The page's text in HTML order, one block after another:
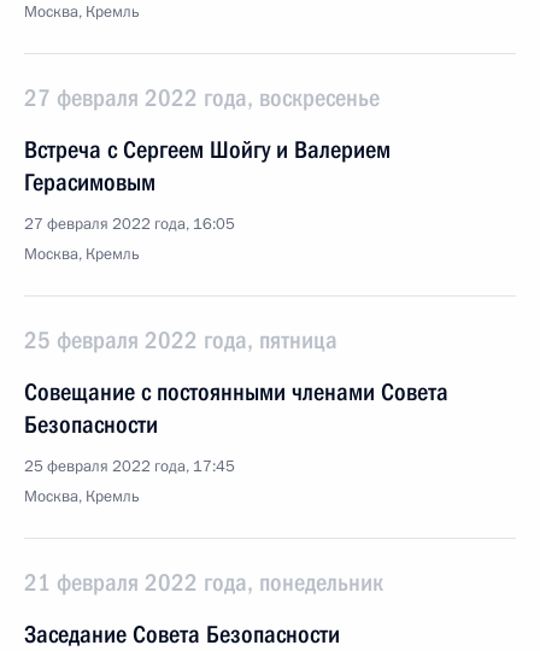
Москва, Кремль
27 февраля 2022 года, воскресенье
Встреча с Сергеем Шойгу и Валерием
Герасимовым
27 февраля 2022 года, 16:05
Москва, Кремль
25 февраля 2022 года, пятница
Совещание с постоянными членами Совета
Безопасности
25 февраля 2022 года, 17:45
Москва, Кремль
21 февраля 2022 года, понедельник
Заседание Совета Безопасности